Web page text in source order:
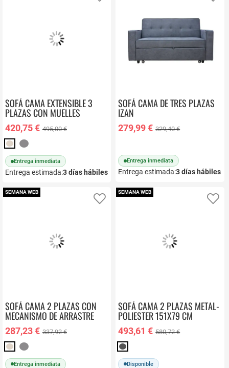
SOFÁ CAMA EXTENSIBLE 3
PLAZAS CON MUELLES
ENSACADOS AURUM
420,75 € 495,00 €
Entrega inmediata
Entrega estimada:3días hábiles
SOFÁ CAMA DE TRES PLAZAS
IZAN
279,99 € 329,40 €
Entrega inmediata
Entrega estimada:3días hábiles
SEMANA WEB
Añadir a favoritos
SOFÁ CAMA 2 PLAZAS CON
MECANISMO DE ARRASTRE
BILBAO
287,23 € 337,92 €
Entrega inmediata
SEMANA WEB
SOFÁ CAMA 2 PLAZAS METAL-
POLIESTER 151X79 CM
493,61 € 580,72 €
Disponible